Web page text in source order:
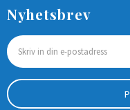
Nyhetsbrev